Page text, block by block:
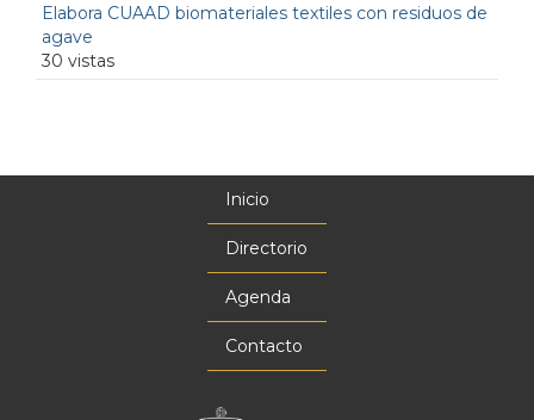
Elabora CUAAD biomateriales textiles con residuos de
agave
30 vistas
Inicio
Directorio
Agenda
Contacto